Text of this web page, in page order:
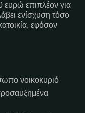
ευρώ επιπλέον για
ενίσχυση τόσο
εφόσον
νοικοκυριό